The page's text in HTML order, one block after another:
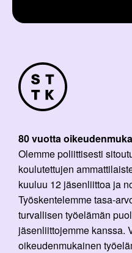
80 vuotta
Olemme poliittisesti
koulutettujen
kuuluu 12 jäsenliittoa ja
Työskentelemme tasa-
turvallisen työelämän
jäsenliittojemme kanssa.
oikeudenmukainen